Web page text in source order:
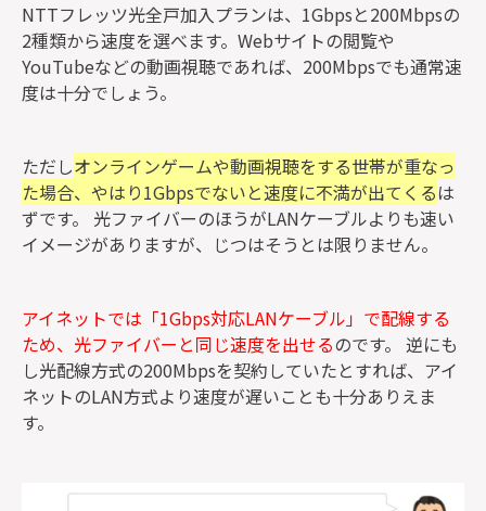
NTTフレッツ光全戸加入プランは、1Gbpsと200Mbpsの
2種類から速度を選べます。Webサイトの閲覧や
YouTubeなどの動画視聴であれば、200Mbpsでも通常速
度は十分でしょう。
ただしオンラインゲームや動画視聴をする世帯が重なっ
た場合、やはり1Gbpsでないと速度に不満が出てくるは
ずです。 光ファイバーのほうがLANケーブルよりも速い
イメージがありますが、じつはそうとは限りません。
アイネットでは「1Gbps対応LANケーブル」で配線する
ため、光ファイバーと同じ速度を出せるのです。 逆にも
し光配線方式の200Mbpsを契約していたとすれば、アイ
ネットのLAN方式より速度が遅いことも十分ありえま
す。